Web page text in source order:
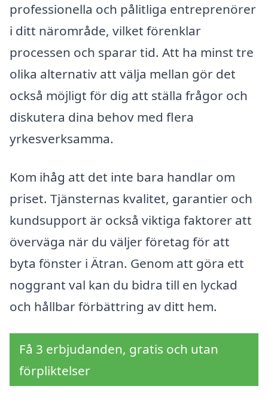
professionella och pålitliga entreprenörer
i ditt närområde, vilket förenklar
processen och sparar tid. Att ha minst tre
olika alternativ att välja mellan gör det
också möjligt för dig att ställa frågor och
diskutera dina behov med flera
yrkesverksamma.
Kom ihåg att det inte bara handlar om
priset. Tjänsternas kvalitet, garantier och
kundsupport är också viktiga faktorer att
överväga när du väljer företag för att
byta fönster i Ätran. Genom att göra ett
noggrant val kan du bidra till en lyckad
och hållbar förbättring av ditt hem.
Få 3 erbjudanden, gratis och utan
förpliktelser